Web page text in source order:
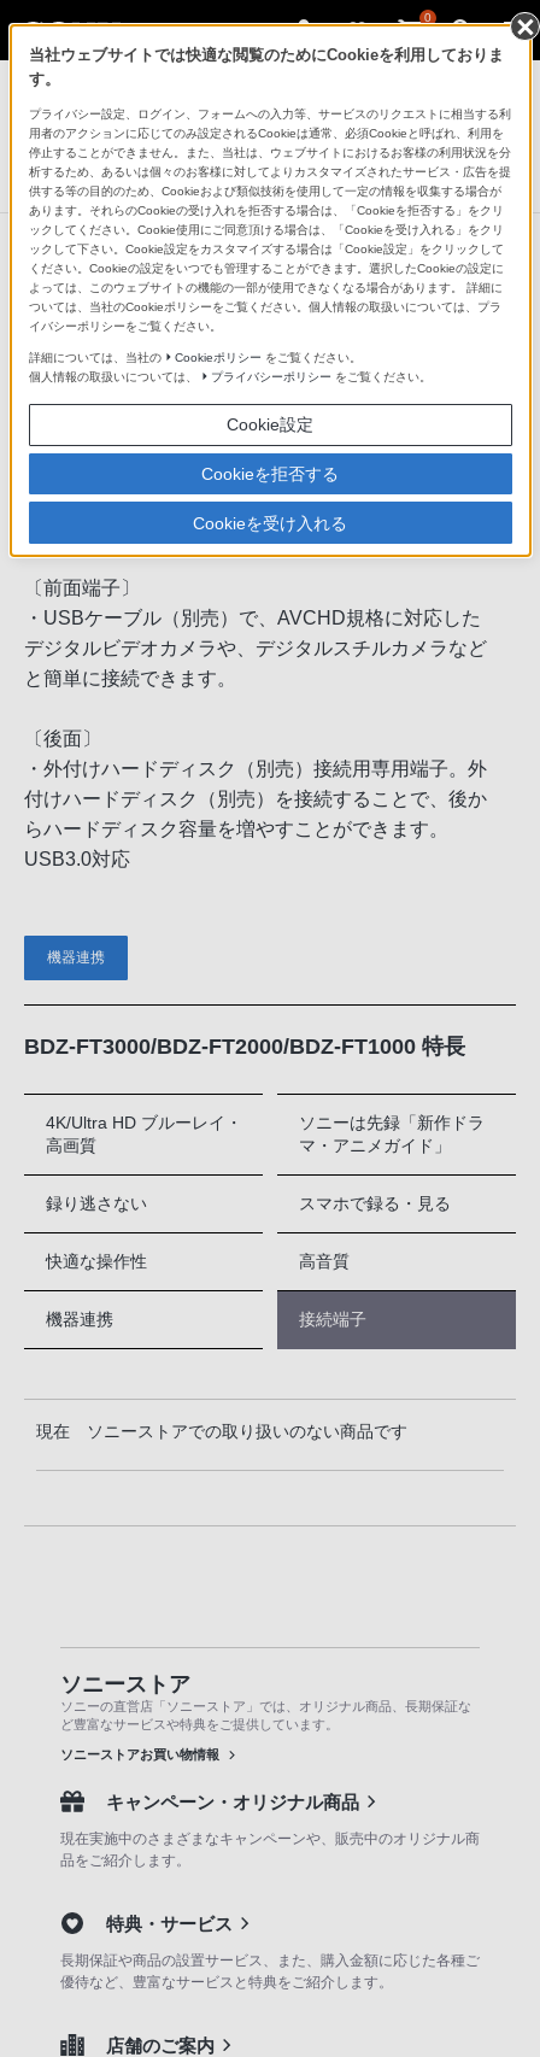
0
ブルーレイディスクレコーダー
ブルーレイディスク/DVDレコーダー
BDZ-FT3000/BDZ-FT2000/BDZ-FT1000
USB端子×2（前面USB2.0×1、後面 USB3.0
〔前面端子〕
・USBケーブル（別売）で、AVCHD規格に対応した
デジタルビデオカメラや、デジタルスチルカメラなど
と簡単に接続できます。
〔後面〕
・外付けハードディスク（別売）接続用専用端子。外
付けハードディスク（別売）を接続することで、後か
らハードディスク容量を増やすことができます。
USB3.0対応
機器連携
BDZ-FT3000/BDZ-FT2000/BDZ-FT1000 特長
4K/Ultra HD ブルーレイ・
高画質
ソニーは先録「新作ドラ
マ・アニメガイド」
録り逃さない スマホで録る・見る
快適な操作性 高音質
機器連携 接続端子
現在 ソニーストアでの取り扱いのない商品です
ソニーストア
ソニーの直営店「ソニーストア」では、オリジナル商品、長期保証な
ど豊富なサービスや特典をご提供しています。
ソニーストアお買い物情報
キャンペーン・オリジナル商品
現在実施中のさまざまなキャンペーンや、販売中のオリジナル商
品をご紹介します。
特典・サービス
長期保証や商品の設置サービス、また、購入金額に応じた各種ご
優待など、豊富なサービスと特典をご紹介します。
店舗のご案内
当社ウェブサイトでは快適な閲覧のためにCookieを利用しておりま
す。
プライバシー設定、ログイン、フォームへの入力等、サービスのリクエストに相当する利
用者のアクションに応じてのみ設定されるCookieは通常、必須Cookieと呼ばれ、利用を
停止することができません。また、当社は、ウェブサイトにおけるお客様の利用状況を分
析するため、あるいは個々のお客様に対してよりカスタマイズされたサービス・広告を提
供する等の目的のため、Cookieおよび類似技術を使用して一定の情報を収集する場合が
あります。それらのCookieの受け入れを拒否する場合は、「Cookieを拒否する」をクリ
ックしてください。Cookie使用にご同意頂ける場合は、「Cookieを受け入れる」をクリ
ックして下さい。Cookie設定をカスタマイズする場合は「Cookie設定」をクリックして
ください。Cookieの設定をいつでも管理することができます。選択したCookieの設定に
よっては、このウェブサイトの機能の一部が使用できなくなる場合があります。 詳細に
ついては、当社のCookieポリシーをご覧ください。個人情報の取扱いについては、プラ
イバシーポリシーをご覧ください。
詳細については、当社の Cookieポリシー をご覧ください。
個人情報の取扱いについては、
プライバシーポリシー をご覧ください。
Cookie設定
Cookieを拒否する
Cookieを受け入れる